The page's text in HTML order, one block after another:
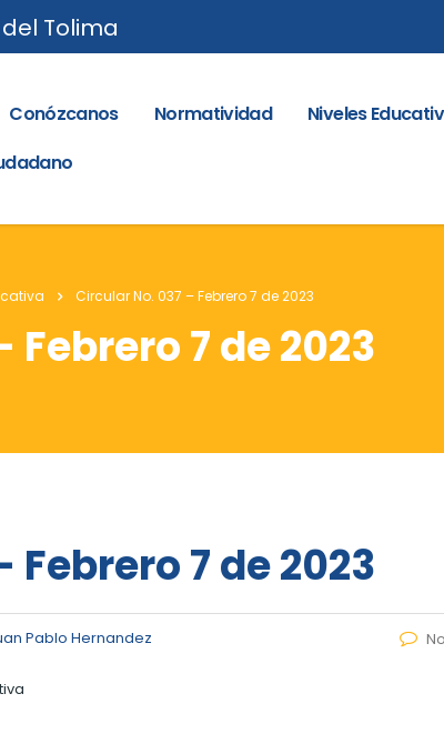
Tolima
Conózcanos Normatividad Niveles
Circular No. 037 – Febrero 7 de 2023
7 de 2023
7 de 2023
Pablo Hernandez